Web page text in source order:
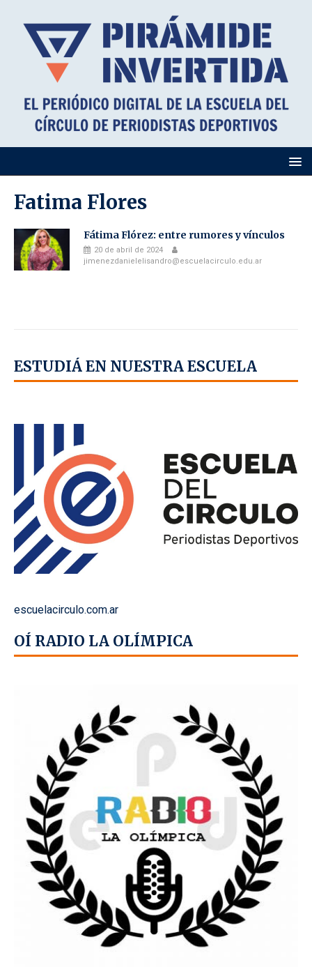
Fatima Flores
Fátima Flórez: entre rumores y vínculos
20 de abril de 2024
jimenezdanielelisandro@escuelacirculo.edu.ar
ESTUDIÁ EN NUESTRA ESCUELA
escuelacirculo.com.ar
OÍ RADIO LA OLÍMPICA